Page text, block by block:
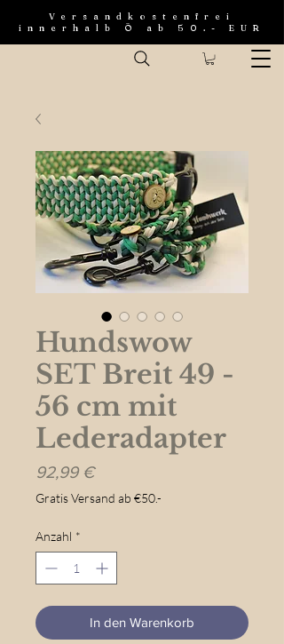
Versandkostenfrei
innerhalb Ö ab 50.- EUR
Hundswow
SET Breit 49 -
56 cm mit
Lederadapter
92,99 €Preis
Gratis Versand ab €50.-
Anzahl *
In den Warenkorb